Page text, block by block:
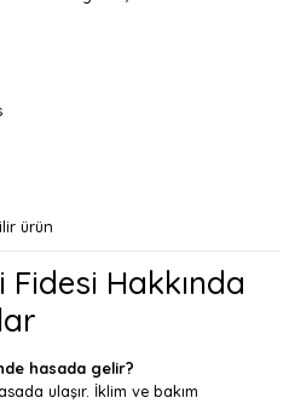
ürün
Fidesi Hakkında
hasada gelir?
ulaşır. İklim ve bakım